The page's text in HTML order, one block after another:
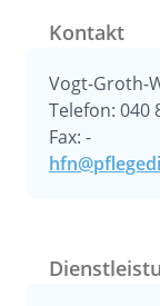
Kontakt
Vogt-Groth-
Telefon: 040
Fax: -